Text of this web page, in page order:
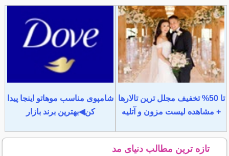
تا 50% تخفیف مجلل ترین تالارها
+ مشاهده لیست مزون و آتلیه
شامپوی مناسب موهاتو اینجا پیدا
کن◀بهترین برند بازار
تازه ترین مطالب دنیای مد